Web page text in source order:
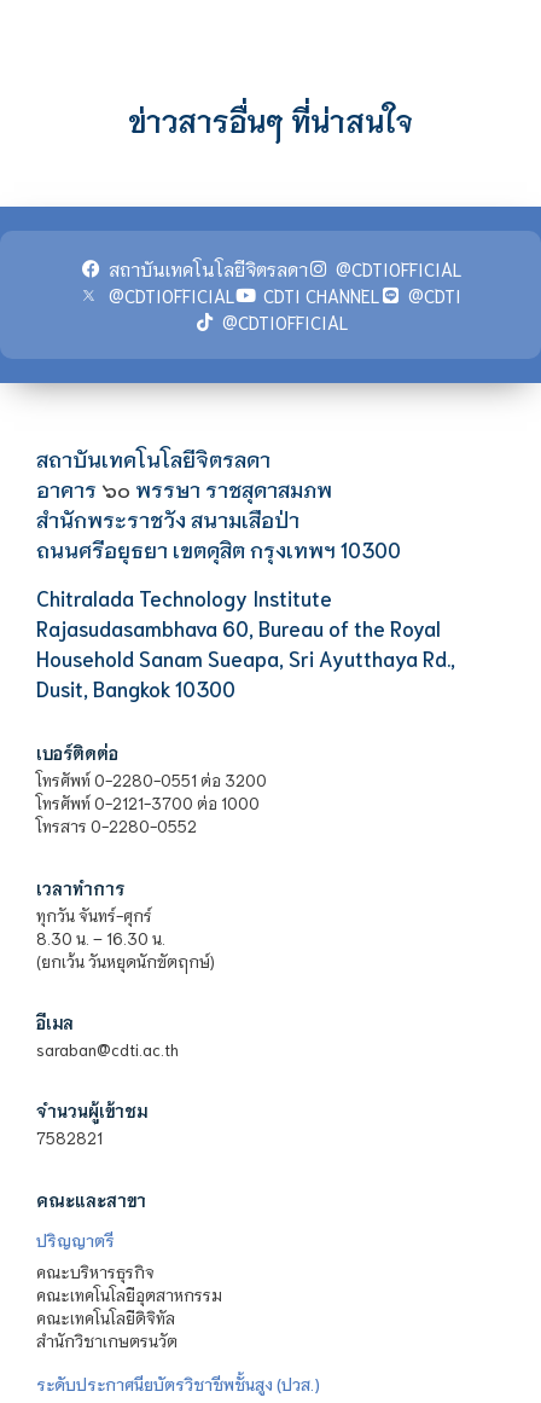
ข่าวสารอื่นๆ ที่น่าสนใจ
สถาบันเทคโนโลยีจิตรลดา
@CDTIOFFICIAL
@CDTIOFFICIAL
CDTI CHANNEL
@CDTI
@CDTIOFFICIAL
สถาบันเทคโนโลยีจิตรลดา
อาคาร ๖๐ พรรษา ราชสุดาสมภพ
สำนักพระราชวัง สนามเสือป่า
ถนนศรีอยุธยา เขตดุสิต กรุงเทพฯ 10300
Chitralada Technology Institute
Rajasudasambhava 60, Bureau of the Royal
Household Sanam Sueapa, Sri Ayutthaya Rd.,
Dusit, Bangkok 10300
เบอร์ติดต่อ
โทรศัพท์ 0-2280-0551 ต่อ 3200
โทรศัพท์ 0-2121-3700 ต่อ 1000
โทรสาร 0-2280-0552
เวลาทำการ
ทุกวัน จันทร์-ศุกร์
8.30 น. – 16.30 น.
(ยกเว้น วันหยุดนักขัตฤกษ์)
อีเมล
saraban@cdti.ac.th
จำนวนผู้เข้าชม
7582821
คณะและสาขา
ปริญญาตรี
คณะบริหารธุรกิจ
คณะเทคโนโลยีอุตสาหกรรม
คณะเทคโนโลยีดิจิทัล
สำนักวิชาเกษตรนวัต
ระดับประกาศนียบัตรวิชาชีพชั้นสูง (ปวส.)